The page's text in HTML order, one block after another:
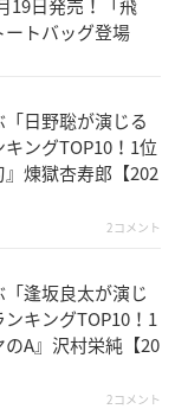
19日発売！「飛
トバッグ登場
日野聡が演じる
ングTOP10！1位
煉󠄁獄杏寿郎【202
2コメント
逢坂良太が演じ
キングTOP10！1
A』沢村栄純【20
2コメント